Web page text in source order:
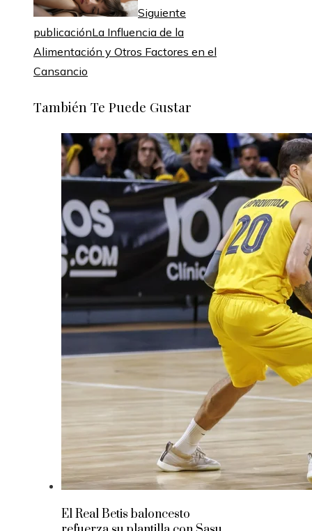
Siguiente
publicaciónLa Influencia de la
Alimentación y Otros Factores en el
Cansancio
También Te Puede Gustar
El Real Betis baloncesto